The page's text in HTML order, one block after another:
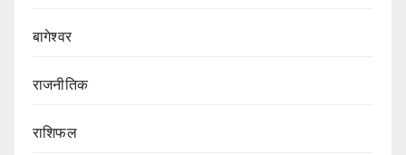
बागेश्वर
राजनीतिक
राशिफल